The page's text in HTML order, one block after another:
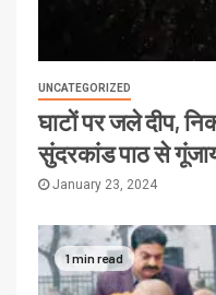
UNCATEGORIZED
घाटों पर जले दीप,
सुंदरकांड पाठ से
January 23, 2024
1 min read